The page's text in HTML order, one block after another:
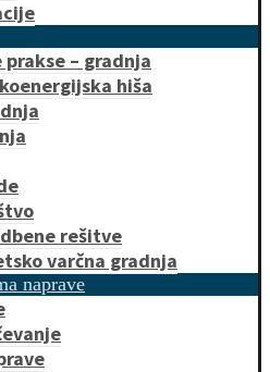
– gradnja
hiša
rešitve
varčna gradnja
naprave